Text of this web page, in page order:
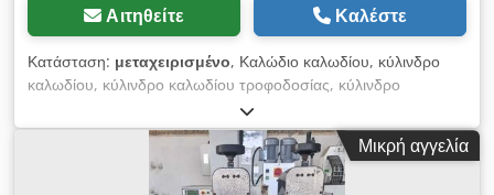
Αιτηθείτε Καλέστε
Κατάσταση: μεταχειρισμένο, Καλώδιο καλωδίου, κύλινδρο
καλωδίου, κύλινδρο καλωδίου τροφοδοσίας, κύλινδρο
καλωδίου, κύλινδρο εργαστηρίου, τύμπανο καλωδίου, τύμπανο
καλωδίου τοίχου, τύμπανο καλωδίου εργαστηρίου, κύλινδρο
τοίχου - κύλινδρο καλωδίου - Βάρος: Ø 300/160 mm - Βάρος:
11 kg Djdpfxsd S D Dqe Ahieck
Μικρή αγγελία